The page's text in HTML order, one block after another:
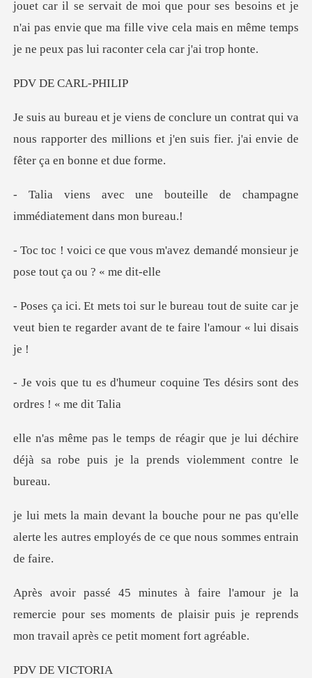
jouet car il se servait de moi que pour ses besoins et je
n'
E CARL
at qui va
nous rapporter des millions et j'en suis
uteille de champagne
imméd
m'avez demandé monsieur je
po
tout de suite car je
veut bien te regarder
r coquine Tes désirs sont d
ue je lui déchire
déjà sa robe puis je
ne pas qu'elle
alerte les autres employé
remercie pour ses moments de plaisir puis je repre
E VIC